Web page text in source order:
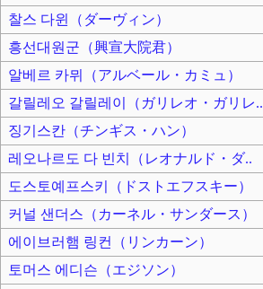
찰스 다윈（ダーヴィン）
흥선대원군（興宣大院君）
알베르 카뮈（アルベール・カミュ）
갈릴레오 갈릴레이（ガリレオ・ガリレ..
징기스칸（チンギス・ハン）
레오나르도 다 빈치（レオナルド・ダ..
도스토예프스키（ドストエフスキー）
커널 샌더스（カーネル・サンダース）
에이브러햄 링컨（リンカーン）
토머스 에디슨（エジソン）